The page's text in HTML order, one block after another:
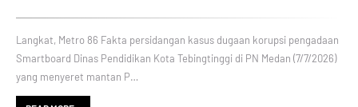
‎Langkat, Metro 86 Fakta persidangan kasus dugaan korupsi pengadaan
Smartboard Dinas Pendidikan Kota Tebingtinggi di PN Medan (7/7/2026)
yang menyeret mantan P…